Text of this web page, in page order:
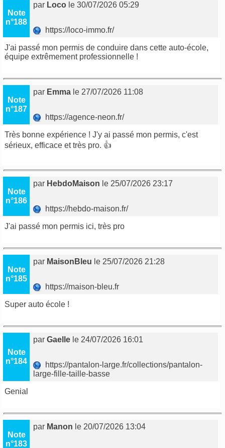
Note
n°188
par Loco le 30/07/2026 05:29
https://loco-immo.fr/
J'ai passé mon permis de conduire dans cette auto-école,
équipe extrêmement professionnelle !
Note
n°187
par Emma le 27/07/2026 11:08
https://agence-neon.fr/
Très bonne expérience ! J'y ai passé mon permis, c'est
sérieux, efficace et très pro. 👍
Note
n°186
par HebdoMaison le 25/07/2026 23:17
https://hebdo-maison.fr/
J'ai passé mon permis ici, très pro
Note
n°185
par MaisonBleu le 25/07/2026 21:28
https://maison-bleu.fr
Super auto école !
Note
n°184
parGaelle le 24/07/2026 16:01
https://pantalon-large.fr/collections/pantalon-
large-fille-taille-basse
Genial
Note
n°183
par Manon le 20/07/2026 13:04